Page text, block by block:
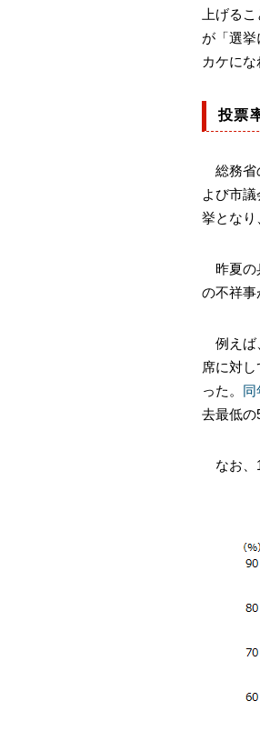
上げる
が「選
カケにな
投票
総務省
よび市
挙となり
昨夏の
の不祥事
例えば
席に対
った。 同
去最低の
なお、